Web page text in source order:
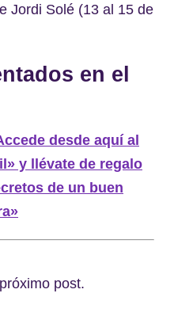
Jordi Solé (13 al 15 de
en el
desde aquí al
y llévate de regalo
de un buen
post.